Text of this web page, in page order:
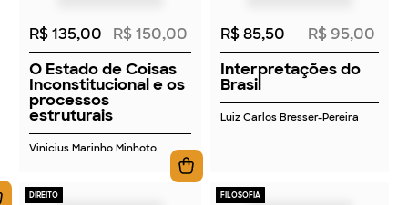
R$ 135,00 R$ 150,00
O Estado de Coisas
Inconstitucional e os
processos
estruturais
Vinicius Marinho Minhoto
R$ 85,50
R$ 95,00
Interpretações do
Brasil
Luiz Carlos Bresser-Pereira
DIREITO FILOSOFIA